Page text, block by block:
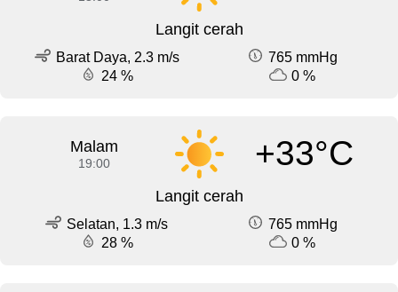
Langit cerah
Barat Daya, 2.3 m/s
765 mmHg
24 %
0 %
Malam
19:00 +33°C
Langit cerah
Selatan, 1.3 m/s
765 mmHg
28 %
0 %